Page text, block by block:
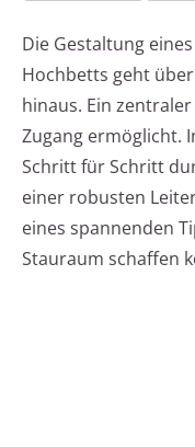
Die Gestaltung
Hochbetts geht
hinaus. Ein
Zugang ermöglicht.
Schritt für Schritt
einer robusten
eines spannenden
Stauraum schaffen